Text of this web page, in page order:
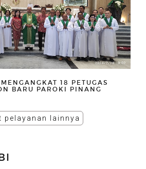
18 PETUGAS
BARU PAROKI PINANG
pelayanan lainnya